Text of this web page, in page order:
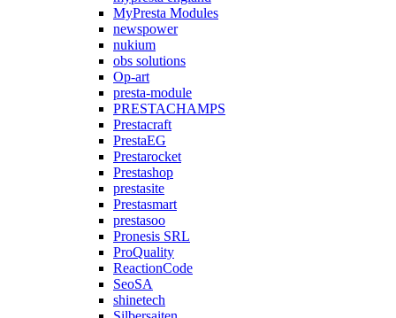
MyPresta Modules
newspower
nukium
obs solutions
Op-art
presta-module
PRESTACHAMPS
Prestacraft
PrestaEG
Prestarocket
Prestashop
prestasite
Prestasmart
prestasoo
Pronesis SRL
ProQuality
ReactionCode
SeoSA
shinetech